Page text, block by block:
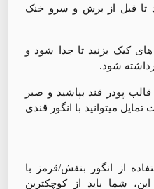
تا قبل از برش و سرو خنک
های کیک بزنید تا جدا شود و
شود.
پودر قند بپاشید و صبر
میتوانید با انگور قندی
از انگور بنفش/قرمز با
شما باید از کوچکترین